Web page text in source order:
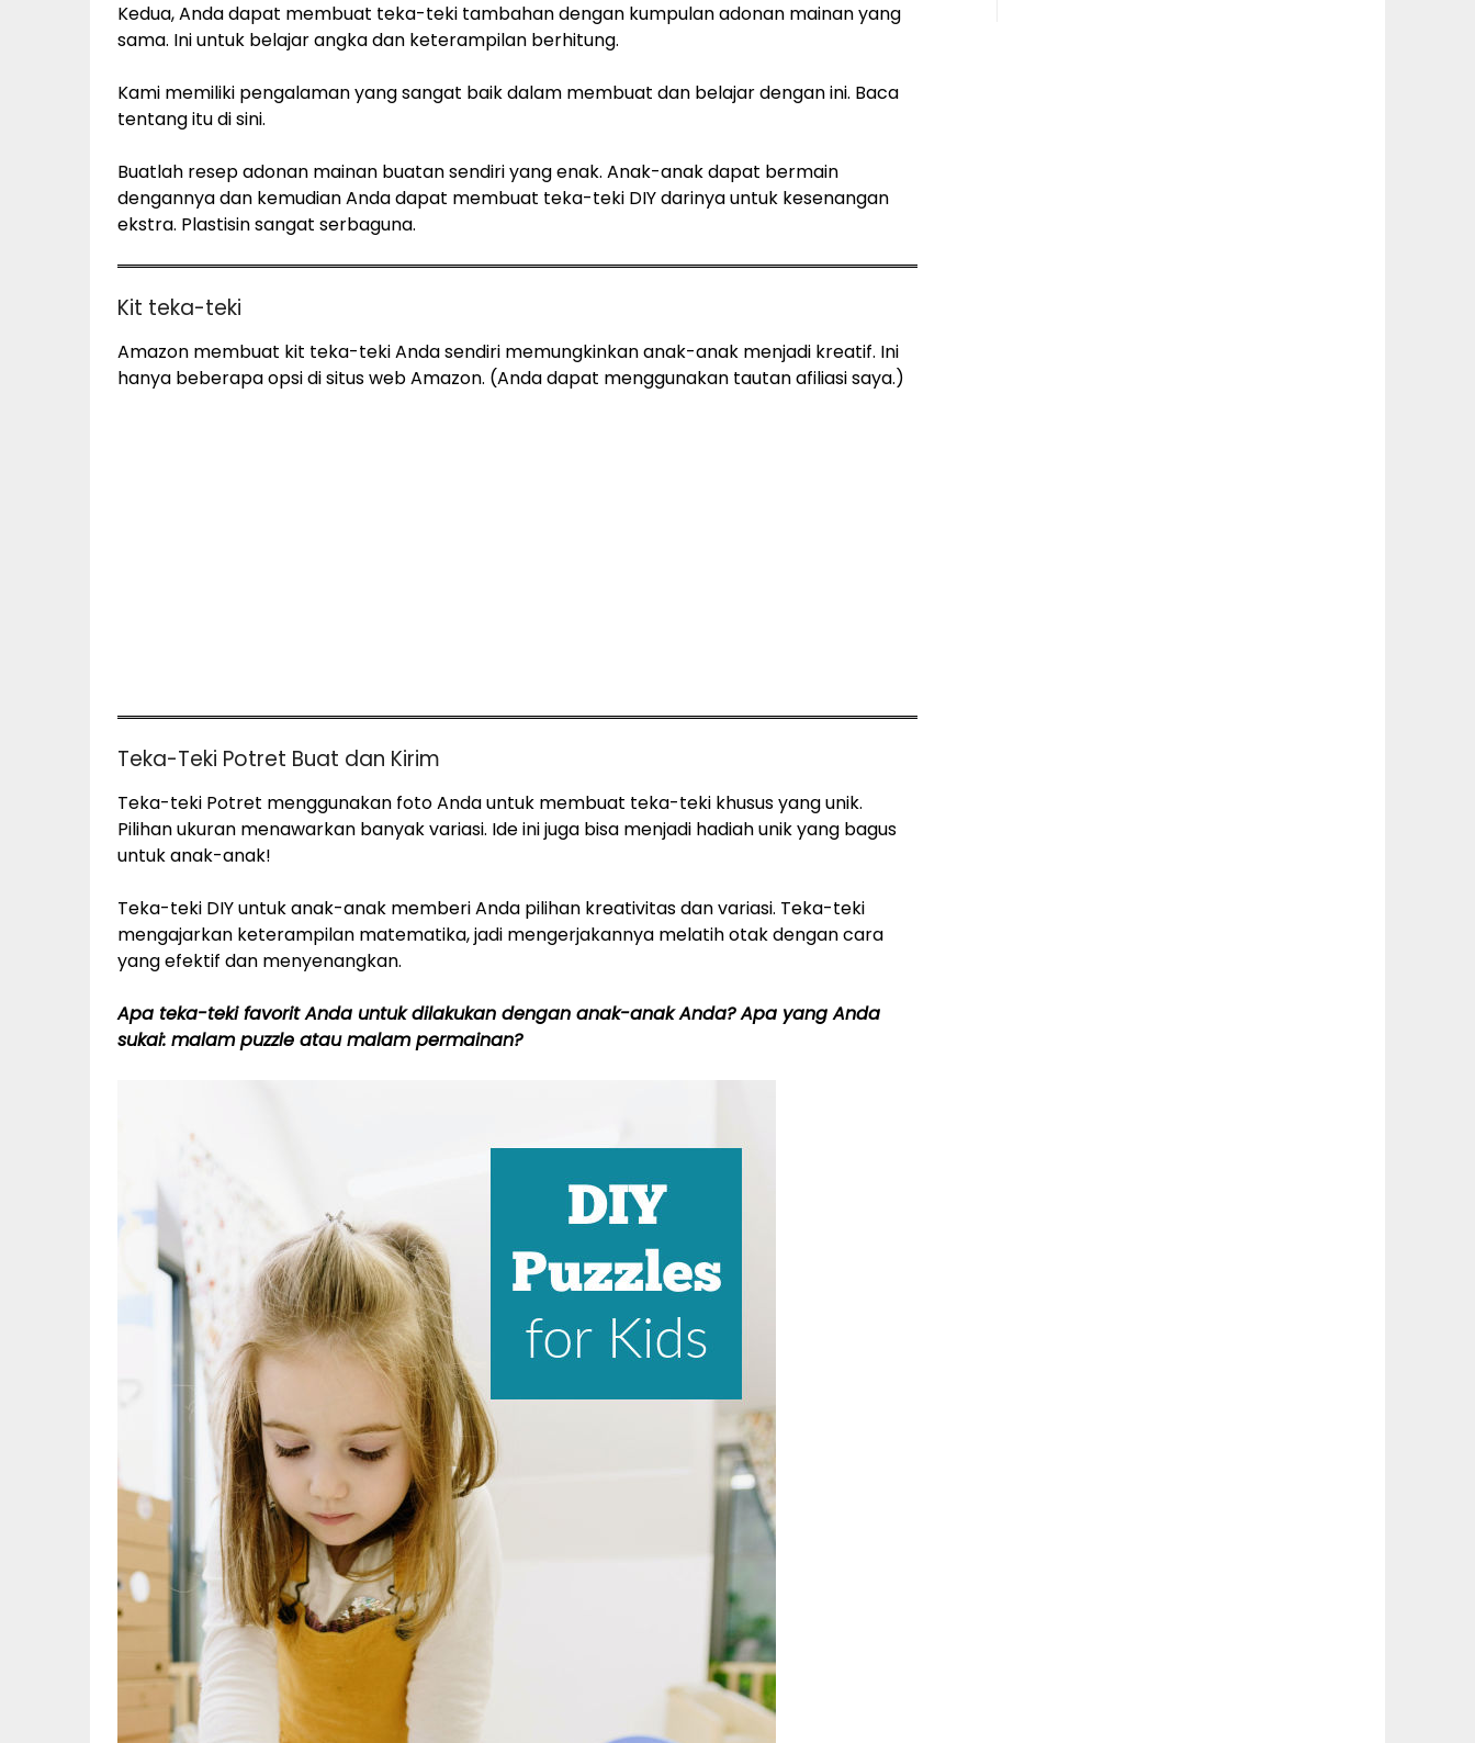
Kedua, Anda dapat membuat teka-teki tambahan dengan kumpulan adonan mainan yang
sama. Ini untuk belajar angka dan keterampilan berhitung.
Kami memiliki pengalaman yang sangat baik dalam membuat dan belajar dengan ini. Baca
tentang itu di sini.
Buatlah resep adonan mainan buatan sendiri yang enak. Anak-anak dapat bermain
dengannya dan kemudian Anda dapat membuat teka-teki DIY darinya untuk kesenangan
ekstra. Plastisin sangat serbaguna.
Kit teka-teki
Amazon membuat kit teka-teki Anda sendiri memungkinkan anak-anak menjadi kreatif. Ini
hanya beberapa opsi di situs web Amazon. (Anda dapat menggunakan tautan afiliasi saya.)
Teka-Teki Potret Buat dan Kirim
Teka-teki Potret menggunakan foto Anda untuk membuat teka-teki khusus yang unik.
Pilihan ukuran menawarkan banyak variasi. Ide ini juga bisa menjadi hadiah unik yang bagus
untuk anak-anak!
Teka-teki DIY untuk anak-anak memberi Anda pilihan kreativitas dan variasi. Teka-teki
mengajarkan keterampilan matematika, jadi mengerjakannya melatih otak dengan cara
yang efektif dan menyenangkan.
Apa teka-teki favorit Anda untuk dilakukan dengan anak-anak Anda? Apa yang Anda
sukai: malam puzzle atau malam permainan?